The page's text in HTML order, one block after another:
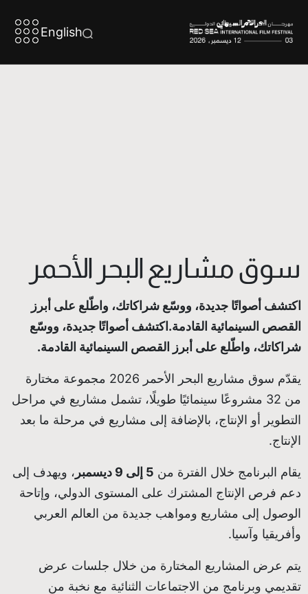
English
سوق مشاريع البحر الأحمر
اكتشف أصواتًا جديدة، ووسّع شراكاتك، واطّلع على أبرز
القصص السينمائية القادمة.اكتشف أصواتًا جديدة، ووسّع
شراكاتك، واطّلع على أبرز القصص السينمائية القادمة.
يقدّم سوق مشاريع البحر الأحمر 2026 مجموعة مختارة
من 32 مشروعًا سينمائيًا طويلًا، تشمل مشاريع في مراحل
التطوير أو الإنتاج، بالإضافة إلى مشاريع في مرحلة ما بعد
الإنتاج.
يقام البرنامج خلال الفترة من 5 إلى 9 ديسمبر ، ويهدف إلى
دعم فرص الإنتاج المشترك على المستوى الدولي، وإتاحة
الوصول إلى مشاريع ومواهب جديدة من العالم العربي
وأفريقيا وآسيا.
يتم عرض المشاريع المختارة من خلال جلسات عرض
تقديمي وبرنامج من الاجتماعات الثنائية مع نخبة من